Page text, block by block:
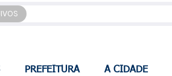
PREFEITURA A CIDADE